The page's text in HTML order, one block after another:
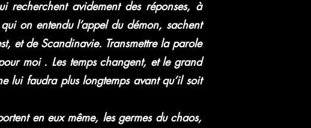
avidement des réponses, à
on entendu l’appel du démon, sachent
et de Scandinavie. Transmettre la parole
moi . Les temps changent, et le grand
lui faudra plus longtemps avant qu’il soit
en eux même, les germes du chaos,